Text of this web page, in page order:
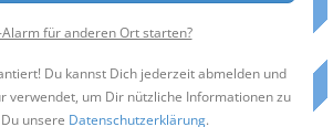
Alarm für anderen Ort starten?
Du kannst Dich jederzeit abmelden und
verwendet, um Dir nützliche Informationen zu
unsere Datenschutzerklärung.